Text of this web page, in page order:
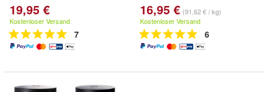
19,95 €
Kostenloser Versand
7
16,95 € (91,62 € / kg)
Kostenloser Versand
6